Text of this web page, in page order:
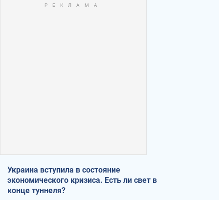
Украина вступила в состояние
экономического кризиса. Есть ли свет в
конце туннеля?